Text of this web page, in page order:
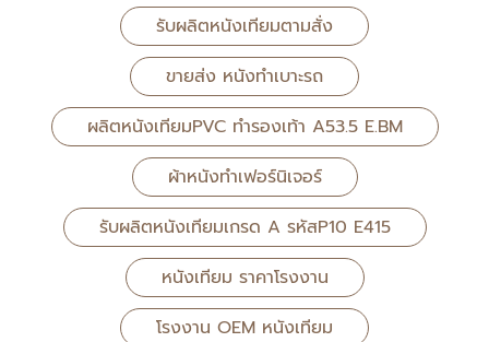
รับผลิตหนังเทียมตามสั่ง
ขายส่ง หนังทำเบาะรถ
ผลิตหนังเทียมPVC ทำรองเท้า A53.5 E.BM
ผ้าหนังทำเฟอร์นิเจอร์
รับผลิตหนังเทียมเกรด A รหัสP10 E415
หนังเทียม ราคาโรงงาน
โรงงาน OEM หนังเทียม